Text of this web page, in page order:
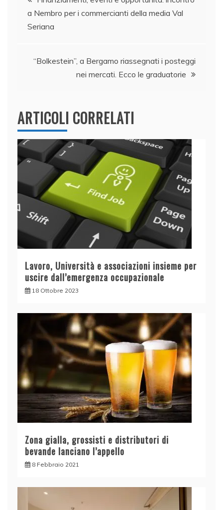
o
o
n
p
di
articoli
a Nembro per i commercianti della media Val
Seriana
“Bolkestein”, a Bergamo riassegnati i posteggi
nei mercati. Ecco le graduatorie
ARTICOLI CORRELATI
Lavoro, Università e associazioni insieme per
uscire dall’emergenza occupazionale
18 Ottobre 2023
Zona gialla, grossisti e distributori di
bevande lanciano l’appello
8 Febbraio 2021